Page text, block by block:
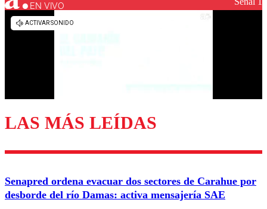
EN VIVO
LAS MÁS LEÍDAS
Senapred ordena evacuar dos sectores de Carahue por
desborde del río Damas: activa mensajería SAE